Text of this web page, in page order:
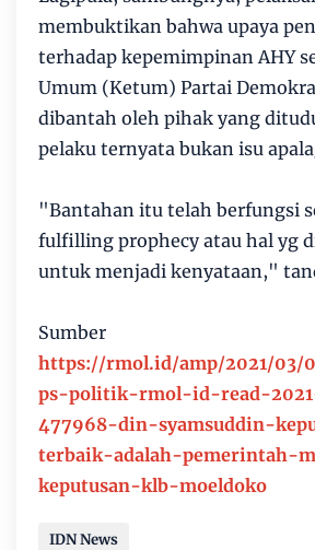
membuktikan bahwa upaya
terhadap kepemimpinan AHY
Umum (Ketum) Partai
dibantah oleh pihak yang
pelaku ternyata bukan isu
"Bantahan itu telah berfungsi
fulfilling prophecy atau hal yg
untuk menjadi kenyataan,"
Sumber
https://rmol.id/amp/2021/03/
ps-politik-rmol-id-read-
477968-din-syamsuddin-
terbaik-adalah-pemerintah-
keputusan-klb-moeldoko
IDN News